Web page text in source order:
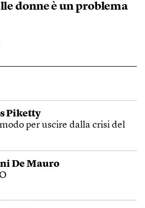
donne è un problema
Piketty
per uscire dalla crisi del
De Mauro